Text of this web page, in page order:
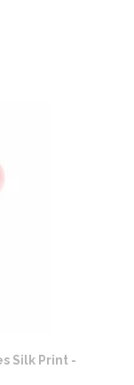
Silk Print -